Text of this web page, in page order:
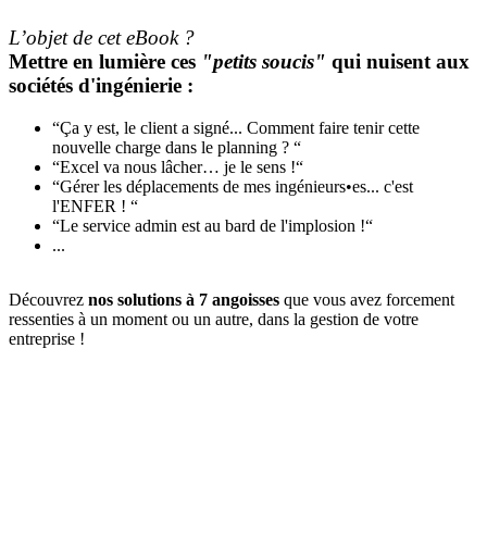
L’objet de cet eBook ?
Mettre en lumière ces "petits soucis" qui nuisent aux
sociétés d'ingénierie :
“Ça y est, le client a signé... Comment faire tenir cette
nouvelle charge dans le planning ? “
“Excel va nous lâcher… je le sens !“
“Gérer les déplacements de mes ingénieurs•es... c'est
l'ENFER ! “
“Le service admin est au bard de l'implosion !“
...
Découvrez nos solutions à 7 angoisses que vous avez forcement
ressenties à un moment ou un autre, dans la gestion de votre
entreprise !